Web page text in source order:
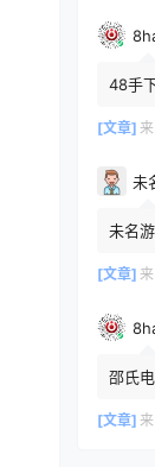
48手
或保
[文章] 来
未
未名
[文章] 来
邵氏
令或
[文章] 来